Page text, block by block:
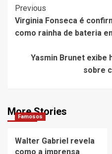
Post
Navigation
Previous
Virginia Fonseca é
como rainha de bateria
Yasmin Brunet exibe
sobre
More Stories
Famosos
Walter Gabriel revela
como a imprensa